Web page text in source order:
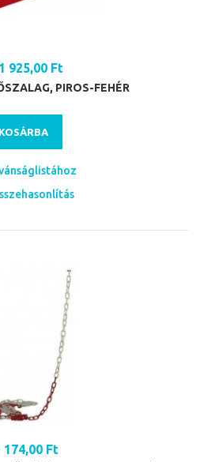
1 925,00 Ft
PIROS-FEHÉR
KOSÁRBA
174,00 Ft